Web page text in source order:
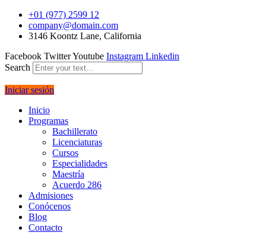
+01 (977) 2599 12
company@domain.com
3146 Koontz Lane, California
Facebook TwitterYoutube Instagram Linkedin
Search
Iniciar sesión
Inicio
Programas
Bachillerato
Licenciaturas
Cursos
Especialidades
Maestría
Acuerdo 286
Admisiones
Conócenos
Blog
Contacto